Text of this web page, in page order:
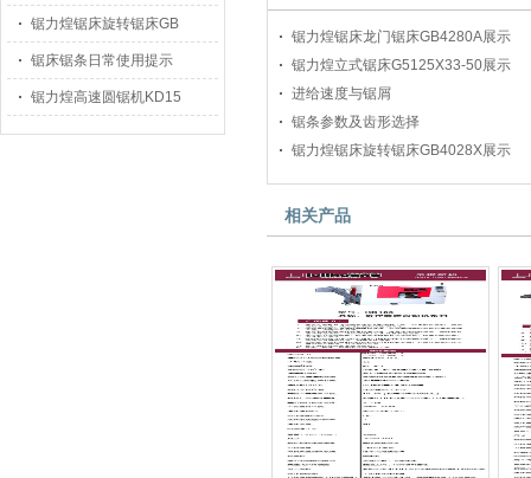
锯力煌锯床旋转锯床GB
锯床锯条日常使用提示
锯力煌高速圆锯机KD15
锯力煌锯床龙门锯床GB4280A展示
锯力煌立式锯床G5125X33-50展示
进给速度与锯屑
锯条参数及齿形选择
锯力煌锯床旋转锯床GB4028X展示
相关产品